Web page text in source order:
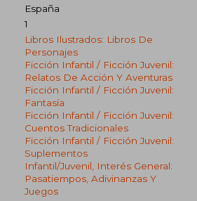
España
1
Libros Ilustrados: Libros De
Personajes
Ficción Infantil / Ficción Juvenil:
Relatos De Acción Y Aventuras
Ficción Infantil / Ficción Juvenil:
Fantasía
Ficción Infantil / Ficción Juvenil:
Cuentos Tradicionales
Ficción Infantil / Ficción Juvenil:
Suplementos
Infantil/juvenil, Interés General:
Pasatiempos, Adivinanzas Y
Juegos